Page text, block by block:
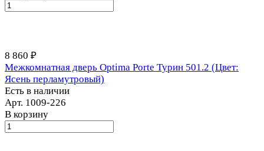
8 860 ₽
Межкомнатная дверь Optima Porte Турин 501.2 (Цвет:
Ясень перламутровый)
Есть в наличии
Арт. 1009-226
В корзину